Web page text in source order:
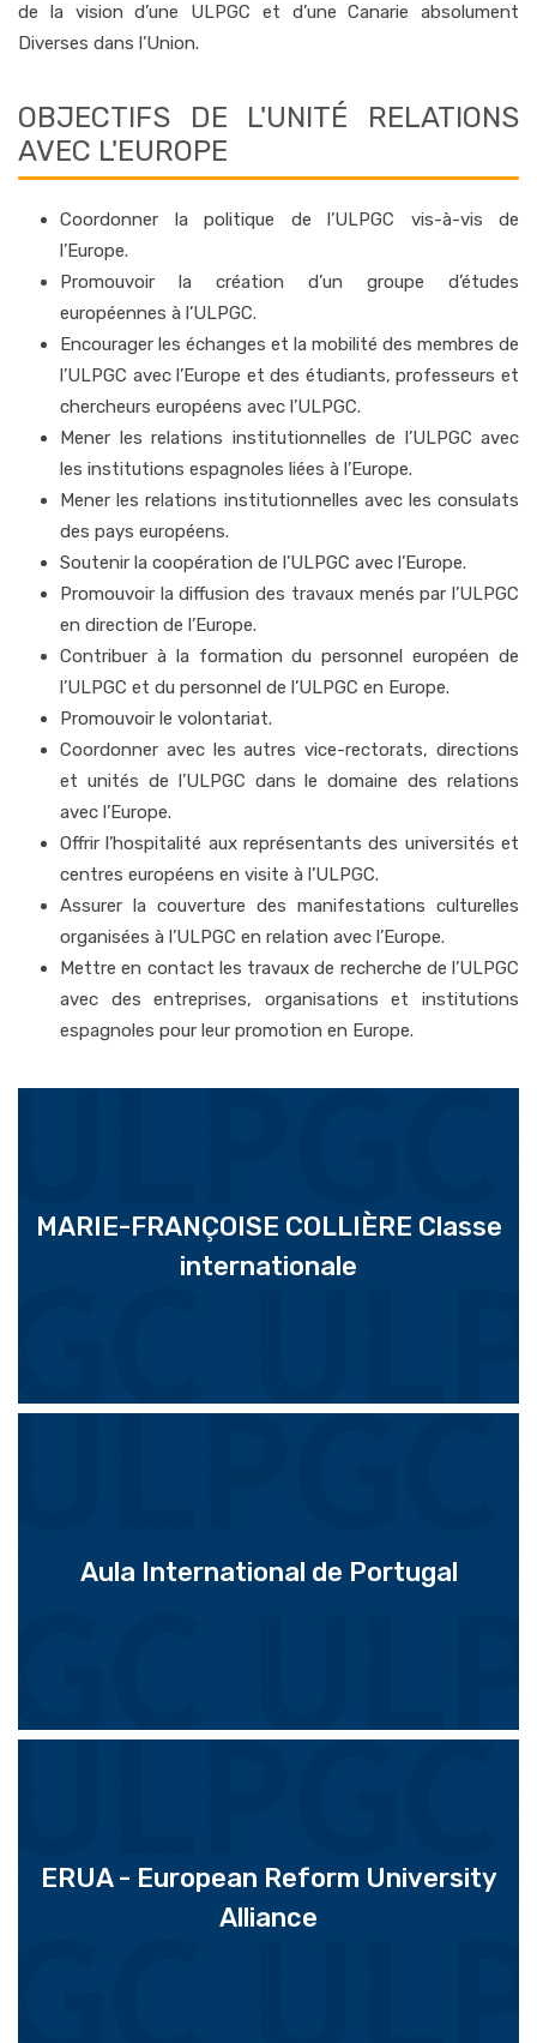
de la vision d’une ULPGC et d’une Canarie absolument
Diverses dans l’Union.
OBJECTIFS DE L'UNITÉ RELATIONS
AVEC L'EUROPE
Coordonner la politique de l’ULPGC vis-à-vis de
l’Europe.
Promouvoir la création d’un groupe d’études
européennes à l’ULPGC.
Encourager les échanges et la mobilité des membres de
l’ULPGC avec l’Europe et des étudiants, professeurs et
chercheurs européens avec l’ULPGC.
Mener les relations institutionnelles de l’ULPGC avec
les institutions espagnoles liées à l’Europe.
Mener les relations institutionnelles avec les consulats
des pays européens.
Soutenir la coopération de l’ULPGC avec l’Europe.
Promouvoir la diffusion des travaux menés par l’ULPGC
en direction de l’Europe.
Contribuer à la formation du personnel européen de
l’ULPGC et du personnel de l’ULPGC en Europe.
Promouvoir le volontariat.
Coordonner avec les autres vice-rectorats, directions
et unités de l’ULPGC dans le domaine des relations
avec l’Europe.
Offrir l’hospitalité aux représentants des universités et
centres européens en visite à l’ULPGC.
Assurer la couverture des manifestations culturelles
organisées à l’ULPGC en relation avec l’Europe.
Mettre en contact les travaux de recherche de l’ULPGC
avec des entreprises, organisations et institutions
espagnoles pour leur promotion en Europe.
MARIE-FRANÇOISE COLLIÈRE Classe
internationale
Aula International de Portugal
ERUA - European Reform University
Alliance